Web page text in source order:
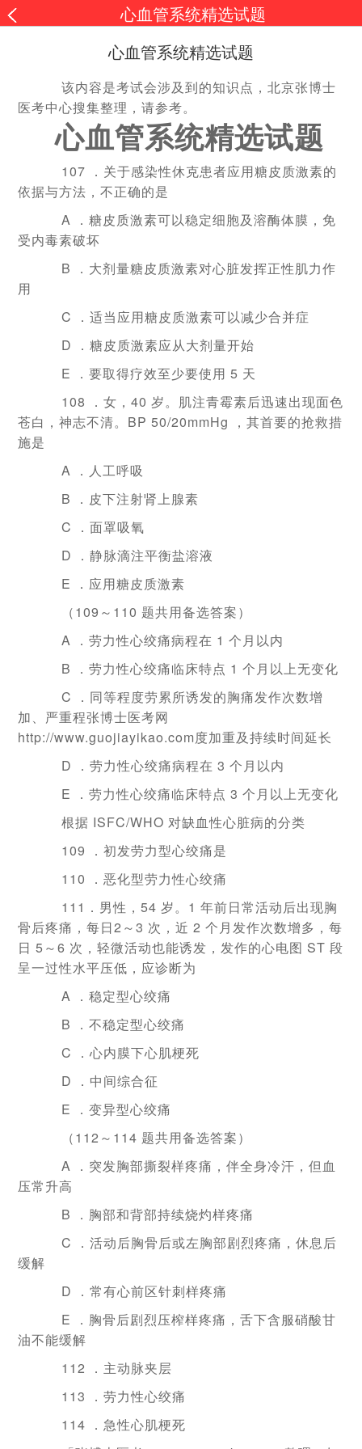
心血管系统精选试题
心血管系统精选试题
该内容是考试会涉及到的知识点，北京张博士
医考中心搜集整理，请参考。
心血管系统精选试题
107 ．关于感染性休克患者应用糖皮质激素的
依据与方法，不正确的是
A ．糖皮质激素可以稳定细胞及溶酶体膜，免
受内毒素破坏
B ．大剂量糖皮质激素对心脏发挥正性肌力作
用
C ．适当应用糖皮质激素可以减少合并症
D ．糖皮质激素应从大剂量开始
E ．要取得疗效至少要使用 5 天
108 ．女，40 岁。肌注青霉素后迅速出现面色
苍白，神志不清。BP 50/20mmHg ，其首要的抢救措
施是
A ．人工呼吸
B ．皮下注射肾上腺素
C ．面罩吸氧
D ．静脉滴注平衡盐溶液
E ．应用糖皮质激素
（109～110 题共用备选答案）
A ．劳力性心绞痛病程在 1 个月以内
B ．劳力性心绞痛临床特点 1 个月以上无变化
C ．同等程度劳累所诱发的胸痛发作次数增
加、严重程张博士医考网
http://www.guojiayikao.com度加重及持续时间延长
D ．劳力性心绞痛病程在 3 个月以内
E ．劳力性心绞痛临床特点 3 个月以上无变化
根据 ISFC/WHO 对缺血性心脏病的分类
109 ．初发劳力型心绞痛是
110 ．恶化型劳力性心绞痛
111．男性，54 岁。1 年前日常活动后出现胸
骨后疼痛，每日2～3 次，近 2 个月发作次数增多，每
日 5～6 次，轻微活动也能诱发，发作的心电图 ST 段
呈一过性水平压低，应诊断为
A ．稳定型心绞痛
B ．不稳定型心绞痛
C ．心内膜下心肌梗死
D ．中间综合征
E ．变异型心绞痛
（112～114 题共用备选答案）
A ．突发胸部撕裂样疼痛，伴全身冷汗，但血
压常升高
B ．胸部和背部持续烧灼样疼痛
C ．活动后胸骨后或左胸部剧烈疼痛，休息后
缓解
D ．常有心前区针刺样疼痛
E ．胸骨后剧烈压榨样疼痛，舌下含服硝酸甘
油不能缓解
112 ．主动脉夹层
113 ．劳力性心绞痛
114 ．急性心肌梗死